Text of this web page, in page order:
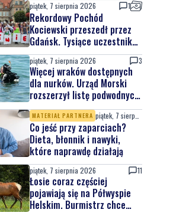
piątek, 7 sierpnia 2026 1
Rekordowy Pochód
Kociewski przeszedł przez
Gdańsk. Tysiące uczestników
na jubileuszowej edycji
piątek, 7 sierpnia 2026 3
Więcej wraków dostępnych
dla nurków. Urząd Morski
rozszerzył listę podwodnych
atrakcji
MATERIAŁ PARTNERA
Co jeść przy zaparciach?
Dieta, błonnik i nawyki,
które naprawdę działają
piątek, 7 sierpnia 2026 11
Łosie coraz częściej
pojawiają się na Półwyspie
Helskim. Burmistrz chce